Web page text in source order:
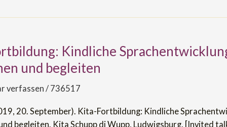
Kindliche
und begleiten
verfassen/ 736517
20. September). Kita-Fortbildung: Kindliche
begleiten. Kita Schupp di Wupp, Ludwigsburg. [Invited